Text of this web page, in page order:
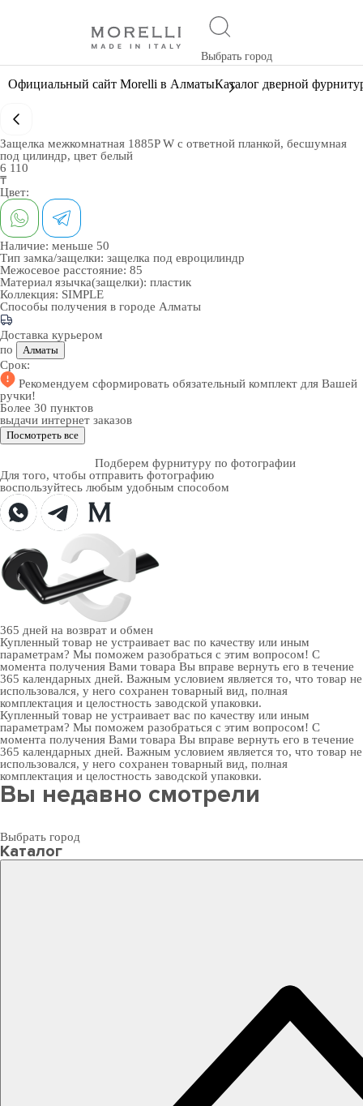
Выбрать город
Официальный сайт Morelli в АлматыКаталог дверной
Защелка межкомнатная 1885P W с ответной планкой, бесшумная
под цилиндр, цвет белый
6 110
₸
Цвет:
Наличие: меньше 50
Тип замка/защелки: защелка под евроцилиндр
Межосевое расстояние: 85
Материал язычка(защелки): пластик
Коллекция: SIMPLE
Способы получения в городе Алматы
Доставка курьером
по
Алматы
Срок:
Рекомендуем сформировать обязательный комплект для Вашей
ручки!
Более 30 пунктов
выдачи интернет заказов
Посмотреть все
Подберем фурнитуру по фотографии
Для того, чтобы отправить фотографию
воспользуйтесь любым удобным способом
365 дней на возврат и обмен
Купленный товар не устраивает вас по качеству или иным
параметрам? Мы поможем разобраться с этим вопросом! С
момента получения Вами товара Вы вправе вернуть его в течение
365 календарных дней. Важным условием является то, что товар не
использовался, у него сохранен товарный вид, полная
комплектация и целостность заводской упаковки.
Купленный товар не устраивает вас по качеству или иным
параметрам? Мы поможем разобраться с этим вопросом! С
момента получения Вами товара Вы вправе вернуть его в течение
365 календарных дней. Важным условием является то, что товар не
использовался, у него сохранен товарный вид, полная
комплектация и целостность заводской упаковки.
Вы недавно смотрели
Выбрать город
Каталог